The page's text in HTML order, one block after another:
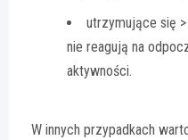
utrzymujące się
nie reagują na
aktywności.
W innych przypadkach